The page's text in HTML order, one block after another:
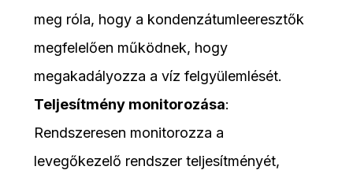
meg róla, hogy a kondenzátumleeresztők
megfelelően működnek, hogy
megakadályozza a víz felgyülemlését.
Teljesítmény monitorozása:
Rendszeresen monitorozza a
levegőkezelő rendszer teljesítményét,